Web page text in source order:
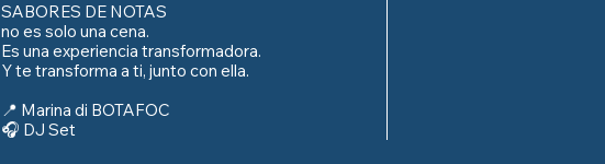
SABORES DE NOTAS
no es solo una cena.
Es una experiencia transformadora.
Y te transforma a ti, junto con ella.
📍 Marina di BOTAFOC
🎧 DJ Set